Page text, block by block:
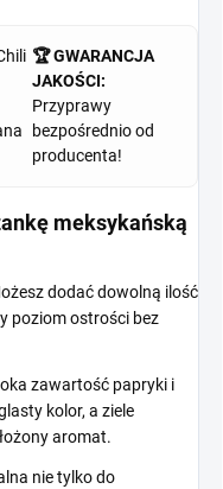
🏆 GWARANCJA
JAKOŚCI:
Przyprawy
bezpośrednio od
producenta!
meksykańską
dodać dowolną ilość
poziom ostrości bez
zawartość papryki i
kolor, a ziele
aromat.
nie tylko do